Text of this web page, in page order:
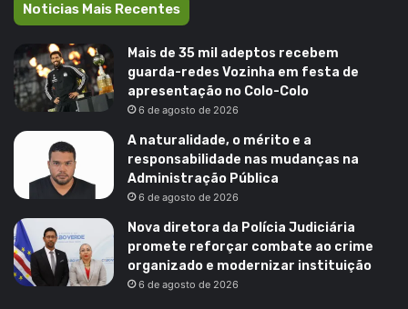
Noticias Mais Recentes
Mais de 35 mil adeptos recebem
guarda-redes Vozinha em festa de
apresentação no Colo-Colo
6 de agosto de 2026
A naturalidade, o mérito e a
responsabilidade nas mudanças na
Administração Pública
6 de agosto de 2026
Nova diretora da Polícia Judiciária
promete reforçar combate ao crime
organizado e modernizar instituição
6 de agosto de 2026